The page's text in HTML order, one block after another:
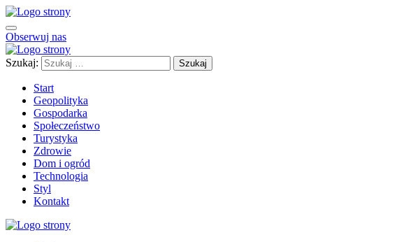
Obserwuj nas
Szukaj:
Start
Geopolityka
Gospodarka
Społeczeństwo
Turystyka
Zdrowie
Dom i ogród
Technologia
Styl
Kontakt